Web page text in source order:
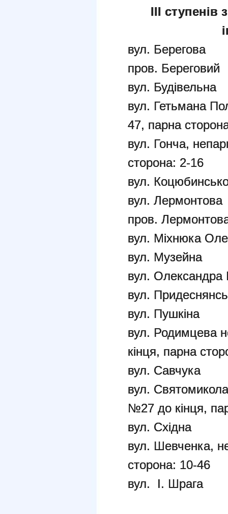
ІІІ
вул. Берегова
пров. Береговий
вул. Будівельна
вул. Гетьмана
47, парна
вул. Гонча,
сторона: 2-16
вул.
вул. Лермонтова
пров.
вул. Міхнюка
вул. Музейна
вул. Олександра
вул.
вул. Пушкіна
вул. Родимцева
кінця, парна
вул. Савчука
вул.
№27 до кінця,
вул. Східна
вул. Шевченка,
сторона: 10-46
вул. І. Шрага